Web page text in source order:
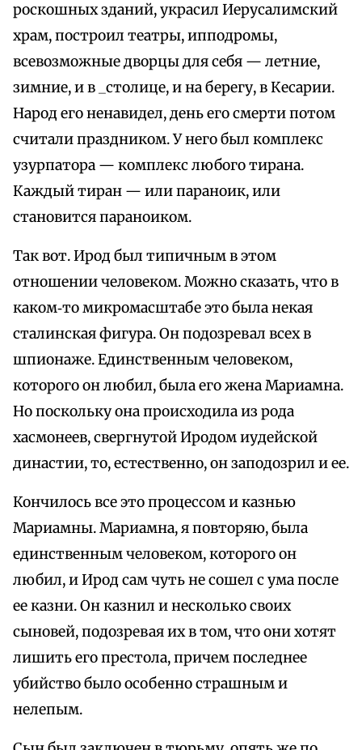
роскошных зданий, украсил Иерусалимский
храм, построил театры, ипподромы,
всевозможные дворцы для себя — летние,
зимние, и в _столице, и на берегу, в Кесарии.
Народ его ненавидел, день его смерти потом
считали праздником. У него был комплекс
узурпатора — комплекс любого тирана.
Каждый тиран — или параноик, или
становится параноиком.
Так вот. Ирод был типичным в этом
отношении человеком. Можно сказать, что в
каком‑то микромасштабе это была некая
сталинская фигура. Он подозревал всех в
шпионаже. Единственным человеком,
которого он любил, была его жена Мариамна.
Но поскольку она происходила из рода
хасмонеев, свергнутой Иродом иудейской
династии, то, естественно, он заподозрил и ее.
Кончилось все это процессом и казнью
Мариамны. Мариамна, я повторяю, была
единственным человеком, которого он
любил, и Ирод сам чуть не сошел с ума после
ее казни. Он казнил и несколько своих
сыновей, подозревая их в том, что они хотят
лишить его престола, причем последнее
убийство было особенно страшным и
нелепым.